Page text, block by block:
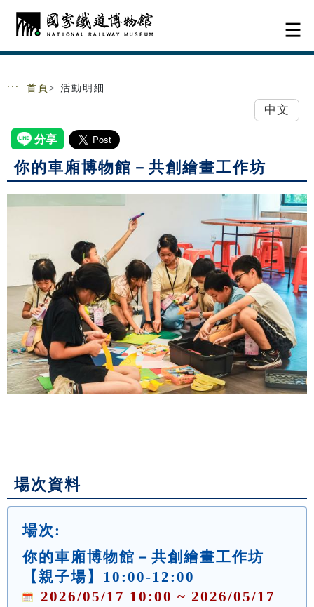
跳到主要內容
網站導覽
::: 首頁 > 活動明細
中文
你的車廂博物館－共創繪畫工作坊
場次資料
場次:
你的車廂博物館－共創繪畫工作坊
【親子場】10:00-12:00
2026/05/17 10:00 ~ 2026/05/17